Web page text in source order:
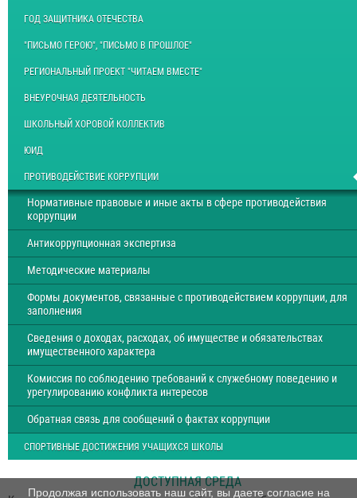
ГОД ЗАЩИТНИКА ОТЕЧЕСТВА
"ПИСЬМО ГЕРОЮ", "ПИСЬМО В ПРОШЛОЕ"
РЕГИОНАЛЬНЫЙ ПРОЕКТ "ЧИТАЕМ ВМЕСТЕ"
ВНЕУРОЧНАЯ ДЕЯТЕЛЬНОСТЬ
ШКОЛЬНЫЙ ХОРОВОЙ КОЛЛЕКТИВ
ЮИД
ПРОТИВОДЕЙСТВИЕ КОРРУПЦИИ
Нормативные правовые и иные акты в сфере противодействия
коррупции
Антикоррупционная экспертиза
Методические материалы
Формы документов, связанные с противодействием коррупции, для
заполнения
Сведения о доходах, расходах, об имуществе и обязательствах
имущественного характера
Комиссия по соблюдению требований к служебному поведению и
урегулированию конфликта интересов
Обратная связь для сообщений о фактах коррупции
СПОРТИВНЫЕ ДОСТИЖЕНИЯ УЧАЩИХСЯ ШКОЛЫ
ДОСТУПНАЯ СРЕДА
Продолжая использовать наш сайт, вы даете согласие на